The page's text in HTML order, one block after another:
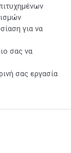
για να
σας να
σας εργασία